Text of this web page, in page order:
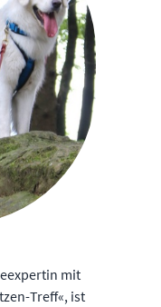
mit
Treff«, ist